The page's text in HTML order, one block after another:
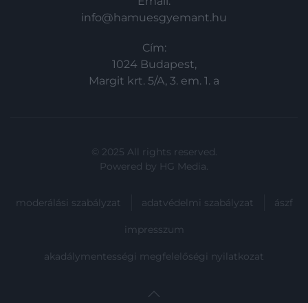
info@hamuesgyemant.hu
Cím:
1024 Budapest,
Margit krt. 5/A, 3. em. 1. a
© 2025 All rights reserved.
Powered by HG Media.
moderálási szabályzat adatvédelmi szabályzat ászf
impresszum
akadálymentességi megfelelőségi nyilatkozat